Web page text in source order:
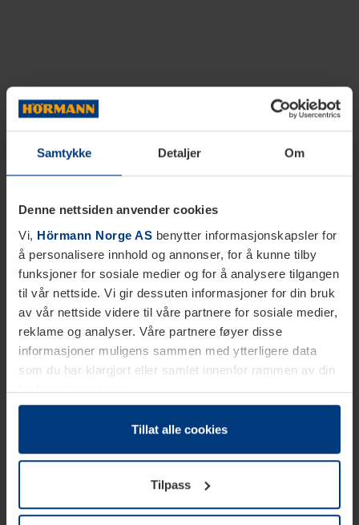
Samtykke Detaljer Om
Denne nettsiden anvender cookies
Vi, Hörmann Norge AS benytter informasjonskapsler for
å personalisere innhold og annonser, for å kunne tilby
funksjoner for sosiale medier og for å analysere tilgangen
til vår nettside. Vi gir dessuten informasjoner for din bruk
av vår nettside videre til våre partnere for sosiale medier,
reklame og analyser. Våre partnere føyer disse
informasjoner muligens sammen med ytterligere data
som du har klargjort eller samlet innenfor rammen av din
bruk av tjenestene.
Etter loven kan vi lagre informasjonskapsler på din
datamaskin, hvis disse er absolutt nødvendig for drift av
trenger vi din tillatelse. Du kan når som helst endre eller
tilbakekalle ditt samtykke i forklaringen av
informasjonskapselen på sidenPersonvernerklæringpå
Tillat alle cookies
Tilpass